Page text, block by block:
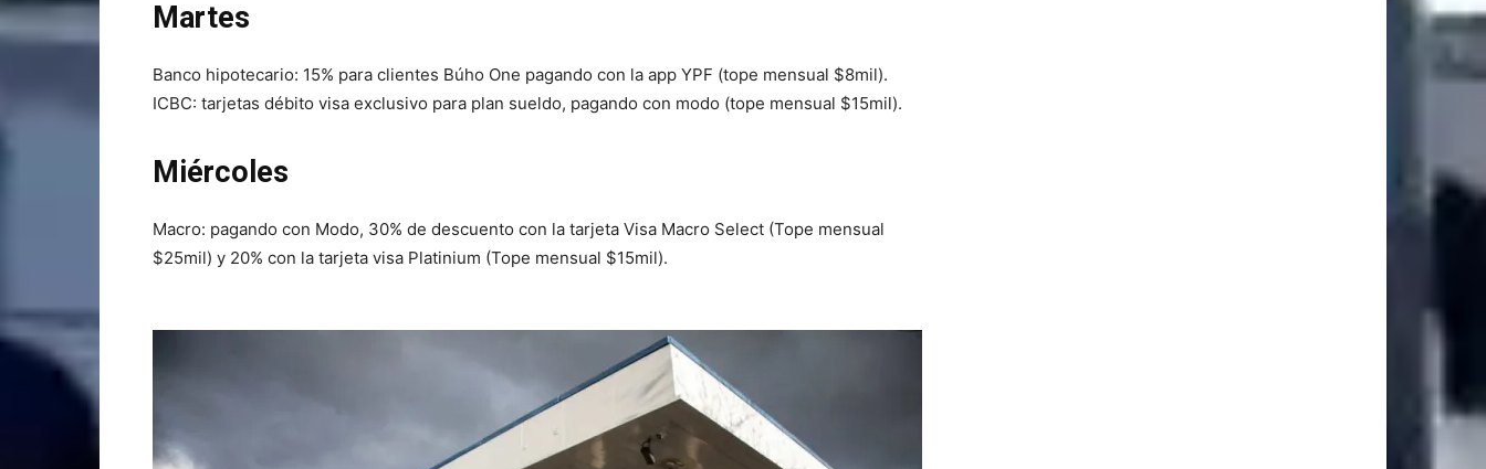
Martes
Banco hipotecario: 15% para clientes Búho One pagando con la app YPF (tope mensual $8mil).
ICBC: tarjetas débito visa exclusivo para plan sueldo, pagando con modo (tope mensual $15mil).
Miércoles
Macro: pagando con Modo, 30% de descuento con la tarjeta Visa Macro Select (Tope mensual
$25mil) y 20% con la tarjeta visa Platinium (Tope mensual $15mil).